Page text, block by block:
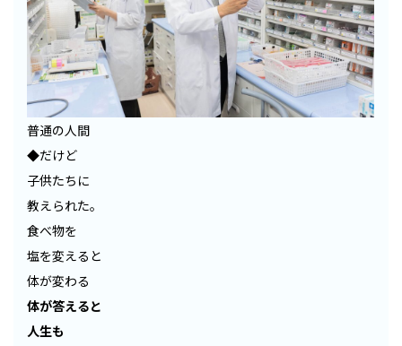
普通の人間
◆だけど
子供たちに
教えられた。
食べ物を
塩を変えると
体が変わる
体が答えると
人生も